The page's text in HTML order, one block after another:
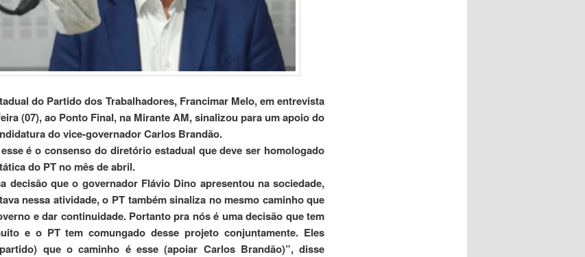
do Partido dos Trabalhadores, Francimar Melo, em entrevista
(07), ao Ponto Final, na Mirante AM, sinalizou para um apoio do
do vice-governador Carlos Brandão.
é o consenso do diretório estadual que deve ser homologado
do PT no mês de abril.
decisão que o governador Flávio Dino apresentou na sociedade,
nessa atividade, o PT também sinaliza no mesmo caminho que
e dar continuidade. Portanto pra nós é uma decisão que tem
e o PT tem comungado desse projeto conjuntamente. Eles
que o caminho é esse (apoiar Carlos Brandão)”, disse